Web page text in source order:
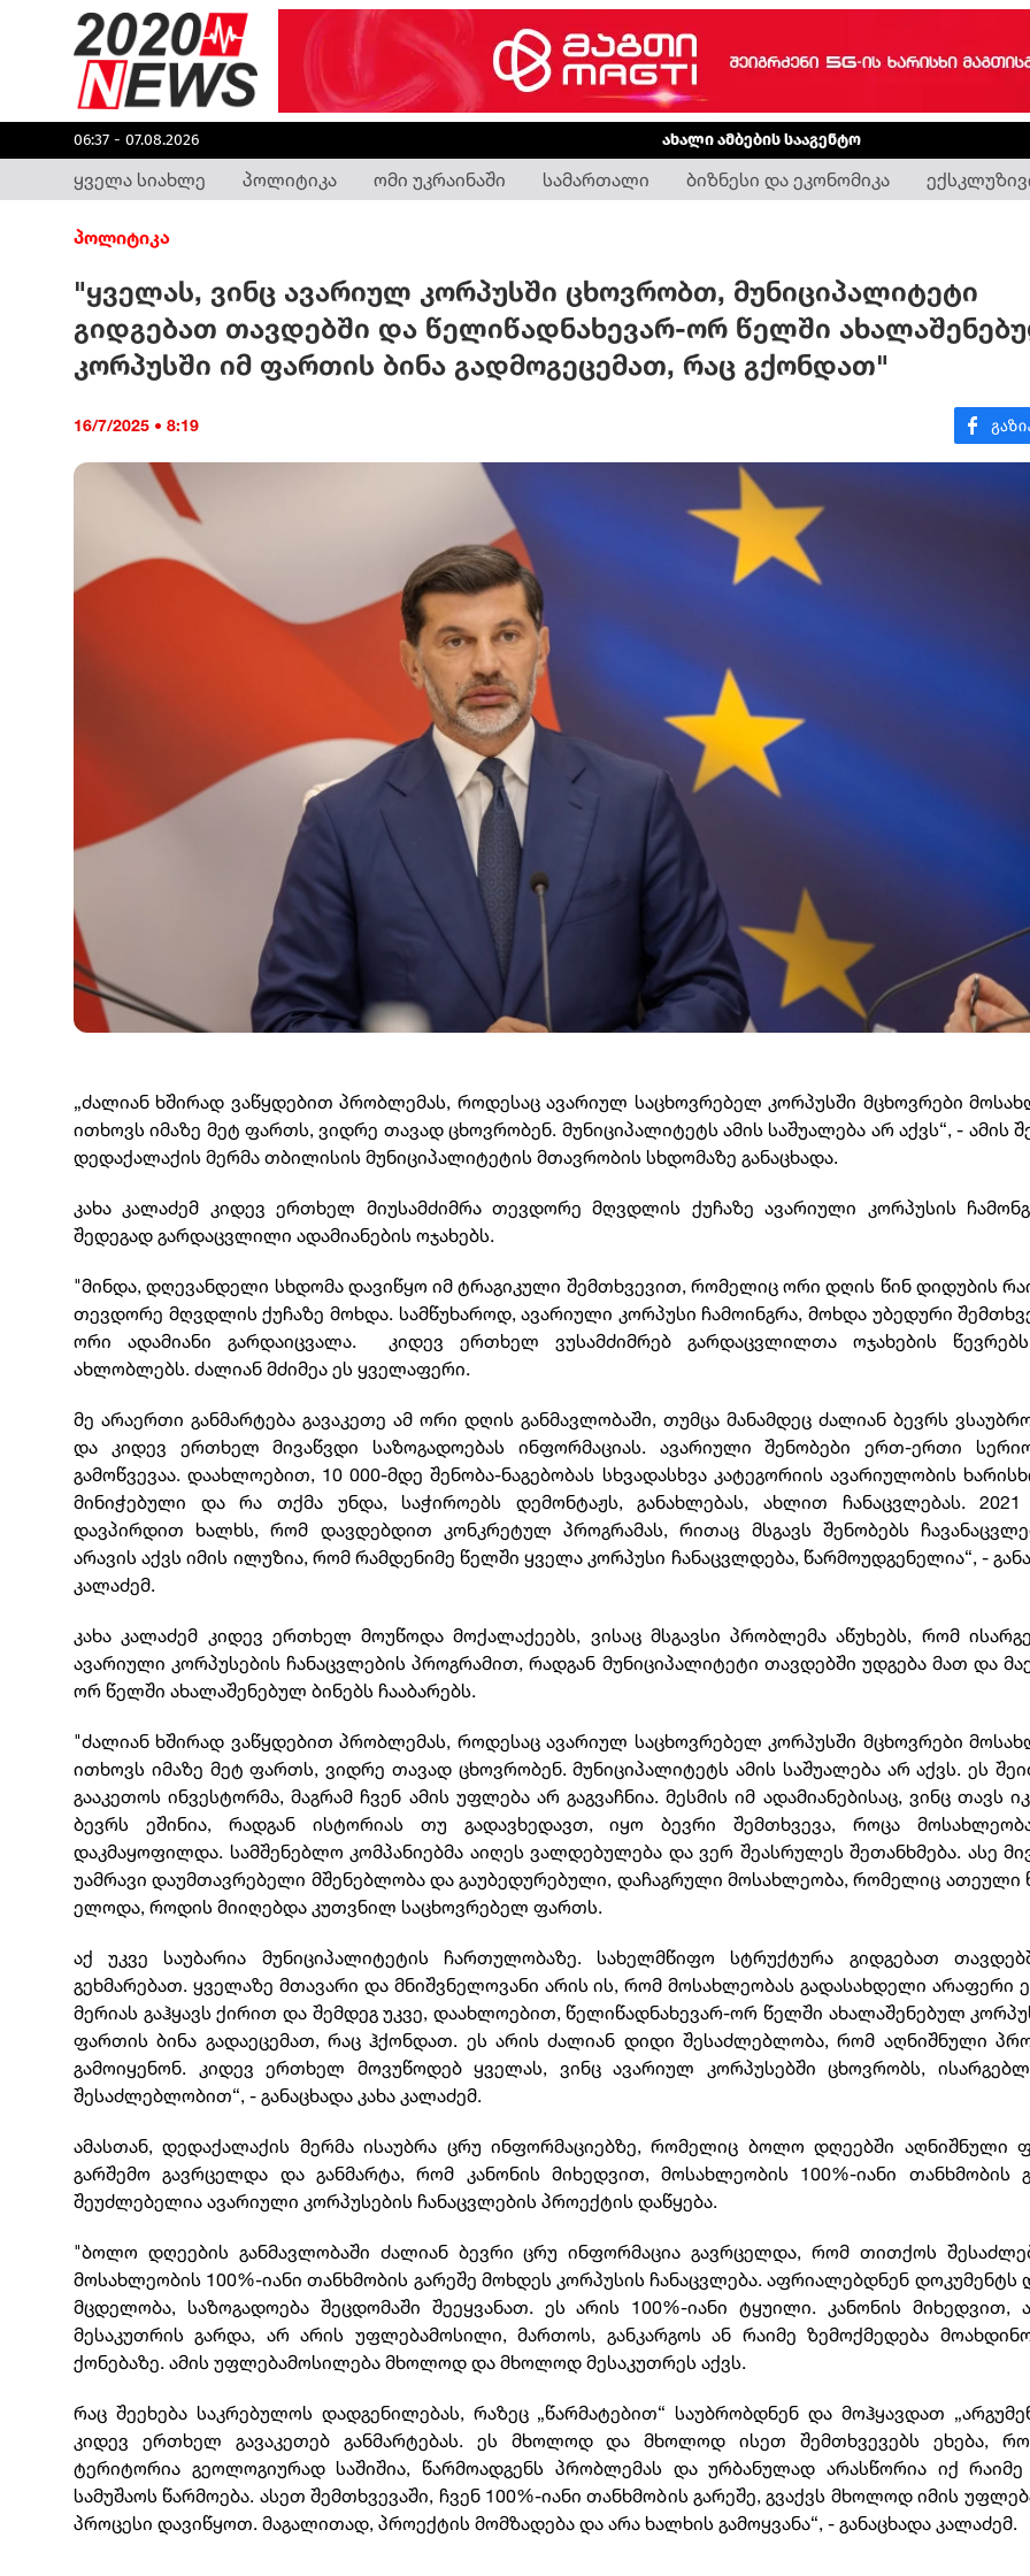
06:37 - 07.08.2026 ახალი ამბების სააგენტო
ყველა სიახლე პოლიტიკა ომი უკრაინაში სამართალი ბიზნესი და ეკონომიკა
პოლიტიკა
"ყველას, ვინც ავარიულ კორპუსში ცხოვრობთ, მუნიციპალიტეტი
გიდგებათ თავდებში და წელიწადნახევარ-ორ წელში
კორპუსში იმ ფართის ბინა გადმოგეცემათ, რაც გქონდათ"
16/7/2025 • 8:19
„ძალიან ხშირად ვაწყდებით პრობლემას, როდესაც ავარიულ საცხოვრებელ კორპუსში მცხოვრები
ითხოვს იმაზე მეტ ფართს, ვიდრე თავად ცხოვრობენ. მუნიციპალიტეტს ამის საშუალება არ აქვს“, - ამის
დედაქალაქის მერმა თბილისის მუნიციპალიტეტის მთავრობის სხდომაზე განაცხადა.
კახა კალაძემ კიდევ ერთხელ მიუსამძიმრა თევდორე მღვდლის ქუჩაზე ავარიული კორპუსის
შედეგად გარდაცვლილი ადამიანების ოჯახებს.
"მინდა, დღევანდელი სხდომა დავიწყო იმ ტრაგიკული შემთხვევით, რომელიც ორი დღის წინ დიდუბის
თევდორე მღვდლის ქუჩაზე მოხდა. სამწუხაროდ, ავარიული კორპუსი ჩამოინგრა, მოხდა უბედური
ორი ადამიანი გარდაიცვალა. კიდევ ერთხელ ვუსამძიმრებ გარდაცვლილთა ოჯახების
ახლობლებს. ძალიან მძიმეა ეს ყველაფერი.
მე არაერთი განმარტება გავაკეთე ამ ორი დღის განმავლობაში, თუმცა მანამდეც ძალიან ბევრს
და კიდევ ერთხელ მივაწვდი საზოგადოებას ინფორმაციას. ავარიული შენობები ერთ-ერთი
გამოწვევაა. დაახლოებით, 10 000-მდე შენობა-ნაგებობას სხვადასხვა კატეგორიის ავარიულობის
მინიჭებული და რა თქმა უნდა, საჭიროებს დემონტაჟს, განახლებას, ახლით ჩანაცვლებას.
დავპირდით ხალხს, რომ დავდებდით კონკრეტულ პროგრამას, რითაც მსგავს შენობებს
არავის აქვს იმის ილუზია, რომ რამდენიმე წელში ყველა კორპუსი ჩანაცვლდება, წარმოუდგენელია“, -
კალაძემ.
კახა კალაძემ კიდევ ერთხელ მოუწოდა მოქალაქეებს, ვისაც მსგავსი პრობლემა აწუხებს, რომ
ავარიული კორპუსების ჩანაცვლების პროგრამით, რადგან მუნიციპალიტეტი თავდებში უდგება მათ და
ორ წელში ახალაშენებულ ბინებს ჩააბარებს.
"ძალიან ხშირად ვაწყდებით პრობლემას, როდესაც ავარიულ საცხოვრებელ კორპუსში მცხოვრები
ითხოვს იმაზე მეტ ფართს, ვიდრე თავად ცხოვრობენ. მუნიციპალიტეტს ამის საშუალება არ აქვს. ეს
გააკეთოს ინვესტორმა, მაგრამ ჩვენ ამის უფლება არ გაგვაჩნია. მესმის იმ ადამიანებისაც, ვინც თავს
ბევრს ეშინია, რადგან ისტორიას თუ გადავხედავთ, იყო ბევრი შემთხვევა, როცა
დაკმაყოფილდა. სამშენებლო კომპანიებმა აიღეს ვალდებულება და ვერ შეასრულეს შეთანხმება. ასე
უამრავი დაუმთავრებელი მშენებლობა და გაუბედურებული, დაჩაგრული მოსახლეობა, რომელიც ათეული
ელოდა, როდის მიიღებდა კუთვნილ საცხოვრებელ ფართს.
აქ უკვე საუბარია მუნიციპალიტეტის ჩართულობაზე. სახელმწიფო სტრუქტურა გიდგებათ
გეხმარებათ. ყველაზე მთავარი და მნიშვნელოვანი არის ის, რომ მოსახლეობას გადასახდელი არაფერი
მერიას გაჰყავს ქირით და შემდეგ უკვე, დაახლოებით, წელიწადნახევარ-ორ წელში ახალაშენებულ
ფართის ბინა გადაეცემათ, რაც ჰქონდათ. ეს არის ძალიან დიდი შესაძლებლობა, რომ აღნიშნული
გამოიყენონ. კიდევ ერთხელ მოვუწოდებ ყველას, ვინც ავარიულ კორპუსებში ცხოვრობს,
შესაძლებლობით“, - განაცხადა კახა კალაძემ.
ამასთან, დედაქალაქის მერმა ისაუბრა ცრუ ინფორმაციებზე, რომელიც ბოლო დღეებში აღნიშნული
გარშემო გავრცელდა და განმარტა, რომ კანონის მიხედვით, მოსახლეობის 100%-იანი თანხმობის
შეუძლებელია ავარიული კორპუსების ჩანაცვლების პროექტის დაწყება.
"ბოლო დღეების განმავლობაში ძალიან ბევრი ცრუ ინფორმაცია გავრცელდა, რომ თითქოს
მოსახლეობის 100%-იანი თანხმობის გარეშე მოხდეს კორპუსის ჩანაცვლება. აფრიალებდნენ დოკუმენტს
მცდელობა, საზოგადოება შეცდომაში შეეყვანათ. ეს არის 100%-იანი ტყუილი. კანონის მიხედვით,
მესაკუთრის გარდა, არ არის უფლებამოსილი, მართოს, განკარგოს ან რაიმე ზემოქმედება
ქონებაზე. ამის უფლებამოსილება მხოლოდ და მხოლოდ მესაკუთრეს აქვს.
რაც შეეხება საკრებულოს დადგენილებას, რაზეც „წარმატებით“ საუბრობდნენ და მოჰყავდათ
კიდევ ერთხელ გავაკეთებ განმარტებას. ეს მხოლოდ და მხოლოდ ისეთ შემთხვევებს ეხება,
ტერიტორია გეოლოგიურად საშიშია, წარმოადგენს პრობლემას და ურბანულად არასწორია იქ რაიმე
სამუშაოს წარმოება. ასეთ შემთხვევაში, ჩვენ 100%-იანი თანხმობის გარეშე, გვაქვს მხოლოდ იმის
პროცესი დავიწყოთ. მაგალითად, პროექტის მომზადება და არა ხალხის გამოყვანა“, - განაცხადა კალაძემ.